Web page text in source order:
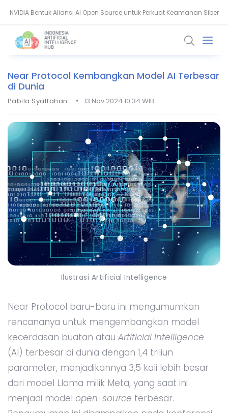
NVIDIA Bentuk Aliansi AI Open Source untuk Perkuat Keamanan Siber
Guardoc Gunakan Amazon Nova untuk Proses 1 Juta Dokumen
Near Protocol Kembangkan Model AI Terbesar
di Dunia
Pabila Syaftahan • 13 Nov 2024 10.34 WIB
Ilustrasi Artificial Intelligence
Near Protocol baru-baru ini mengumumkan
rencananya untuk mengembangkan model
kecerdasan buatan atau Artificial Intelligence
(AI) terbesar di dunia dengan 1,4 triliun
parameter, menjadikannya 3,5 kali lebih besar
dari model Llama milik Meta, yang saat ini
menjadi model open-source terbesar.